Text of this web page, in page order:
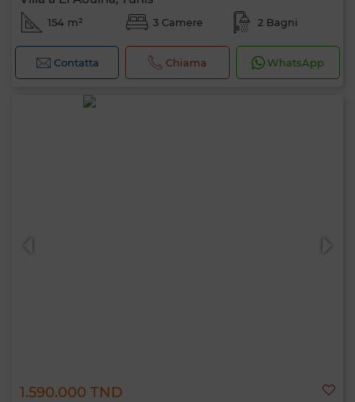
154 m² 3 Camere 2 Bagni
Contatta Chiama WhatsApp
1.590.000 TND